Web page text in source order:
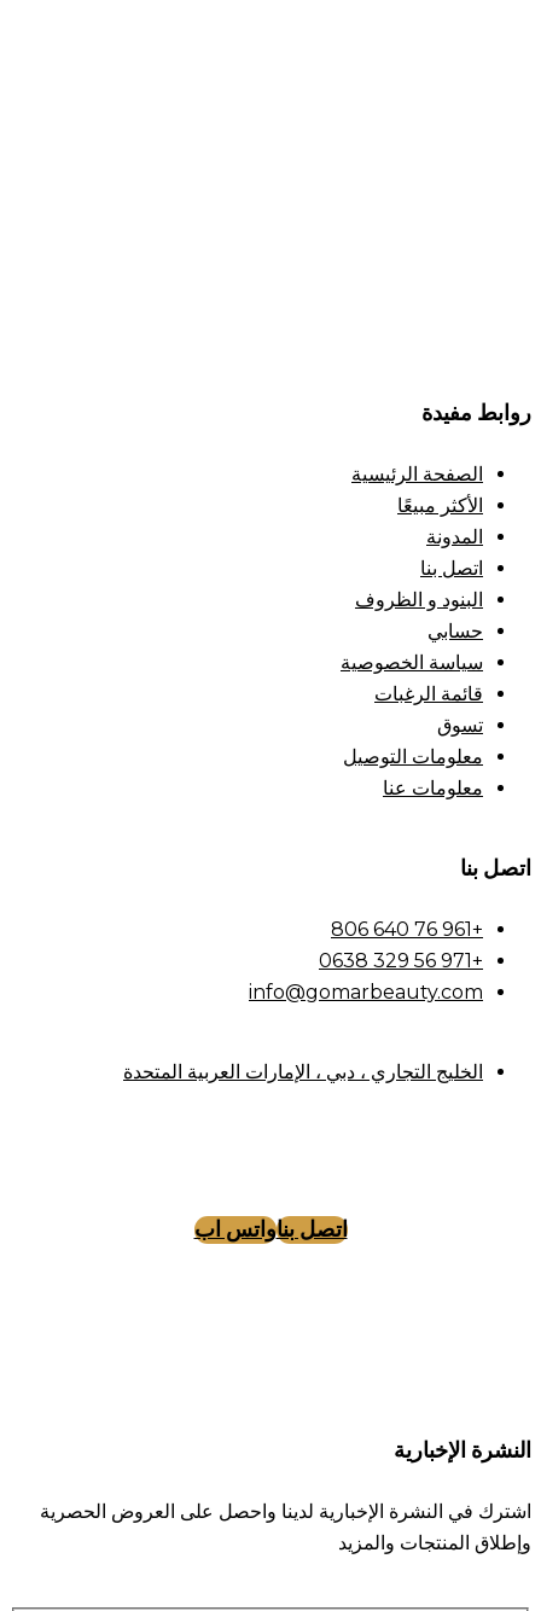
روابط مفيدة
الصفحة الرئيسية
الأكثر مبيعًا
المدونة
اتصل بنا
البنود و الظروف
حسابي
سياسة الخصوصية
قائمة الرغبات
تسوق
معلومات التوصيل
معلومات عنا
اتصل بنا
+961 76 640 806
+971 56 329 0638
info@gomarbeauty.com
الخليج التجاري ، دبي ، الإمارات العربية المتحدة
اتصل بناواتس اب
النشرة الإخبارية
اشترك في النشرة الإخبارية لدينا واحصل على العروض الحصرية
وإطلاق المنتجات والمزيد